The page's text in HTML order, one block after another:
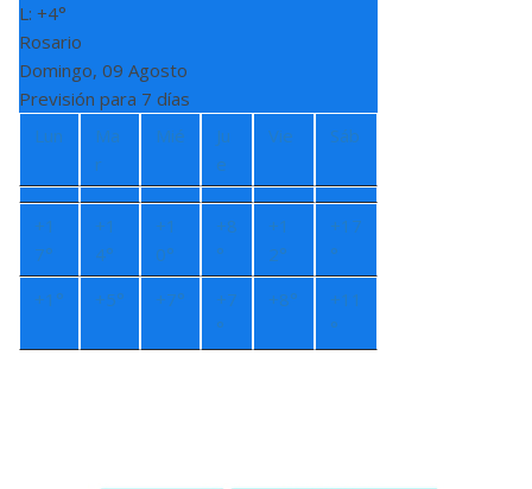
L: +4°
Rosario
Domingo, 09 Agosto
Previsión para 7 días
Lun
Ma
r
Mié
Ju
e
Vie Sáb
+1
7°
+1
4°
+1
0°
+8
°
+1
2°
+17
°
+1° +5° +7° +7
°
+8° +11
°